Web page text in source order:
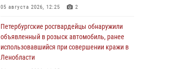
05 августа 2026, 12:25 2
Петербургские росгвардейцы обнаружили
объявленный в розыск автомобиль, ранее
использовавшийся при совершении кражи в
Ленобласти